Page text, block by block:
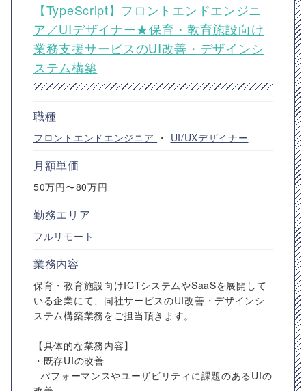
【TypeScript】フロントエンドエンジニ
ア／UIデザイナー★保育・教育施設向け
業務支援サービスのUI改善・デザインシ
ステム構築
職種
フロントエンドエンジニア ・ UI/UXデザイナー
月額単価
50万円〜80万円
勤務エリア
フルリモート
業務内容
保育・教育施設向けICTシステムやSaaSを展開して
いる企業にて、同社サービスのUI改善・デザインシ
ステム構築業務をご担当頂きます。
【具体的な業務内容】
・既存UIの改善
- パフォーマンスやユーザビリティに課題のあるUIの